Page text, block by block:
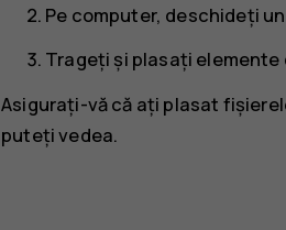
Pe computer, deschideți
Trageți și plasați
Asigurați-vă că ați plasat
puteți vedea.